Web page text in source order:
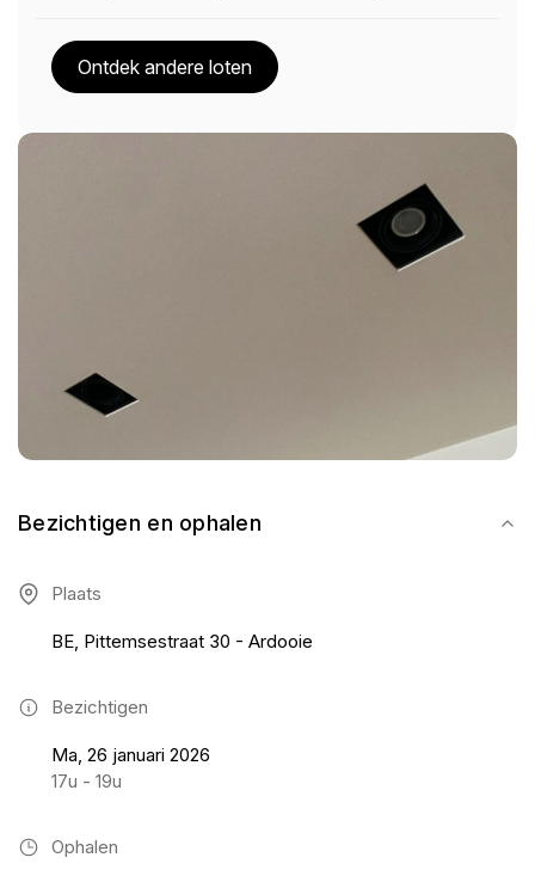
Bezichtigen en ophalen
Plaats
BE, Pittemsestraat 30 - Ardooie
Bezichtigen
Ma, 26 januari 2026
17u - 19u
Ophalen
Ontdek andere loten